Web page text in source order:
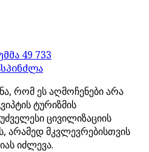
49 733
რომ ეს აღმოჩენები არა
ტურიზმის
ცივილიზაციის
არამედ მკვლევრებისთვის
იძლევა.